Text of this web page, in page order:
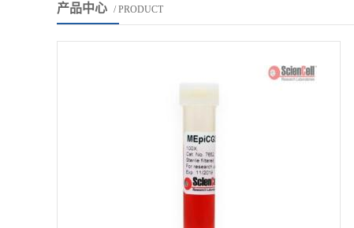
产品中心 / PRODUCT